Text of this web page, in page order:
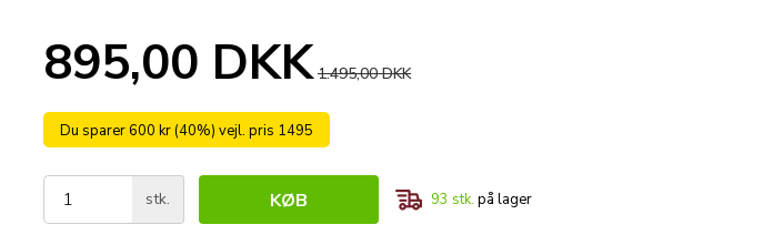
895,00 DKK 1.495,00 DKK
Du sparer 600 kr (40%) vejl. pris 1495
stk. KØB 93 stk. på lager